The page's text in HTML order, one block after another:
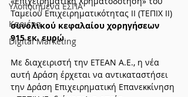
Υλοποιημένα ΕΣΠΑ
Καριέρα
Digital Marketing
Ταμείου Επιχειρηματικότητας ΙΙ (ΤΕΠΙΧ ΙΙ)
συνολικού κεφαλαίου χορηγήσεων
915 εκ. ευρώ.
Με διαχειριστή την ΕΤΕΑΝ Α.Ε., η νέα
αυτή Δράση έρχεται να αντικαταστήσει
την Δράση Επιχειρηματική Επανεκκίνηση